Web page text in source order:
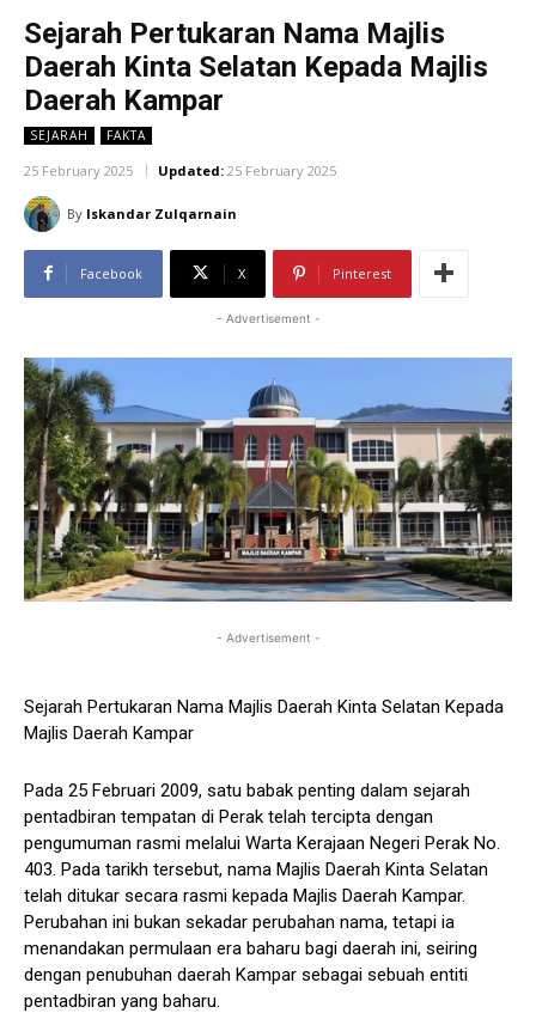
Sejarah Pertukaran Nama Majlis
Daerah Kinta Selatan Kepada Majlis
Daerah Kampar
SEJARAH FAKTA
25 February 2025 Updated: 25 February 2025
By Iskandar Zulqarnain
Facebook X Pinterest
- Advertisement -
- Advertisement -
Sejarah Pertukaran Nama Majlis Daerah Kinta Selatan Kepada
Majlis Daerah Kampar
Pada 25 Februari 2009, satu babak penting dalam sejarah
pentadbiran tempatan di Perak telah tercipta dengan
pengumuman rasmi melalui Warta Kerajaan Negeri Perak No.
403. Pada tarikh tersebut, nama Majlis Daerah Kinta Selatan
telah ditukar secara rasmi kepada Majlis Daerah Kampar.
Perubahan ini bukan sekadar perubahan nama, tetapi ia
menandakan permulaan era baharu bagi daerah ini, seiring
dengan penubuhan daerah Kampar sebagai sebuah entiti
pentadbiran yang baharu.